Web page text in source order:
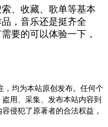
、收藏、歌单等基本
，音乐还是挺齐全
要的可以体验一下，
，均为本站原创发布。任何个
用、采集、发布本站内容到
侵犯了原著者的合法权益，